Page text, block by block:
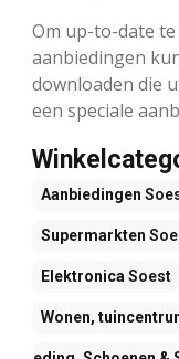
Om up-to-date
aanbiedingen
downloaden die
een speciale
Aanbiedingen
Supermarkten
Elektronica Soest
Wonen,